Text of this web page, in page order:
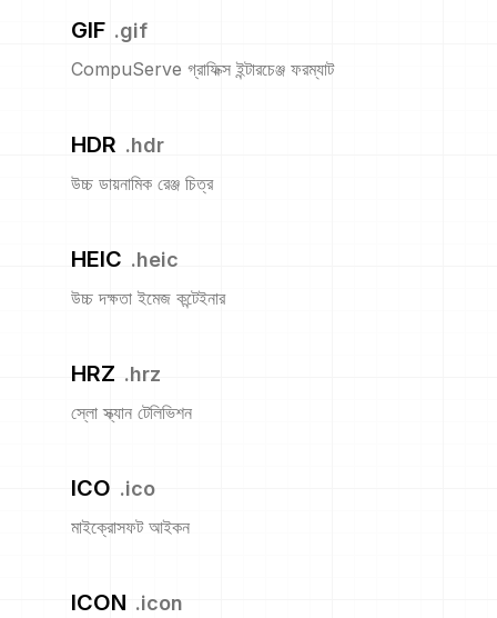
GIF .gif
CompuServe গ্রাফিক্স ইন্টারচেঞ্জ ফরম্যাট
HDR .hdr
উচ্চ ডায়নামিক রেঞ্জ চিত্র
HEIC .heic
উচ্চ দক্ষতা ইমেজ কন্টেইনার
HRZ .hrz
স্লো স্ক্যান টেলিভিশন
ICO .ico
মাইক্রোসফট আইকন
ICON .icon